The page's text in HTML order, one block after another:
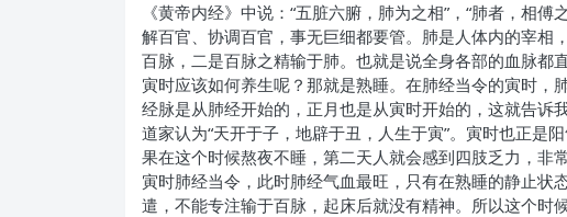
《黄帝内经》中说：“五脏六腑，肺为之相”，“肺者，相
解百官、协调百官，事无巨细都要管。肺是人体内的宰相
百脉，二是百脉之精输于肺。也就是说全身各部的血脉都
寅时应该如何养生呢？那就是熟睡。在肺经当令的寅时
经脉是从肺经开始的，正月也是从寅时开始的，这就告诉
道家认为“天开于子，地辟于丑，人生于寅”。寅时也正是
果在这个时候熬夜不睡，第二天人就会感到四肢乏力，非
寅时肺经当令，此时肺经气血最旺，只有在熟睡的静止
遣，不能专注输于百脉，起床后就没有精神。所以这个时